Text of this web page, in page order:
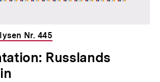
Nr. 445
Russlands